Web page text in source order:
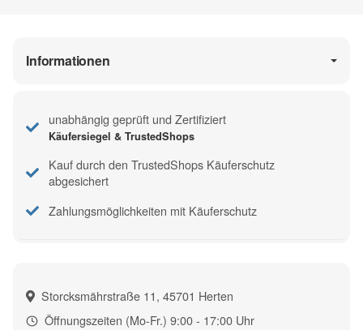
Storcksmährstraße 11, 45701 Herten
Öffnungszeiten (Mo-Fr.) 9:00 - 17:00 Uhr
Informationen
unabhängig geprüft und Zertifiziert
Käufersiegel & TrustedShops
Kauf durch den TrustedShops Käuferschutz
abgesichert
Zahlungsmöglichkeiten mit Käuferschutz